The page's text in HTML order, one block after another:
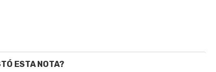
ESTA NOTA?